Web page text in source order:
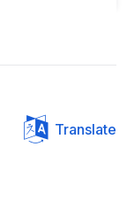
Translate